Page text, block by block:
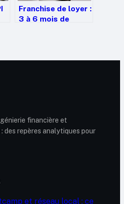
Franchise de loyer :
3 à 6 mois de
de charges
financière et
des repères analytiques pour
et réseau local : ce